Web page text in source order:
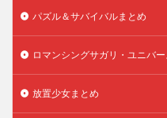
パズル＆サバイバルまとめ
ロマンシングサガリ・ユニバ
放置少女まとめ